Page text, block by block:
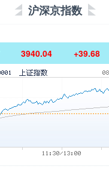
沪深京指数
3940.04 +39.68